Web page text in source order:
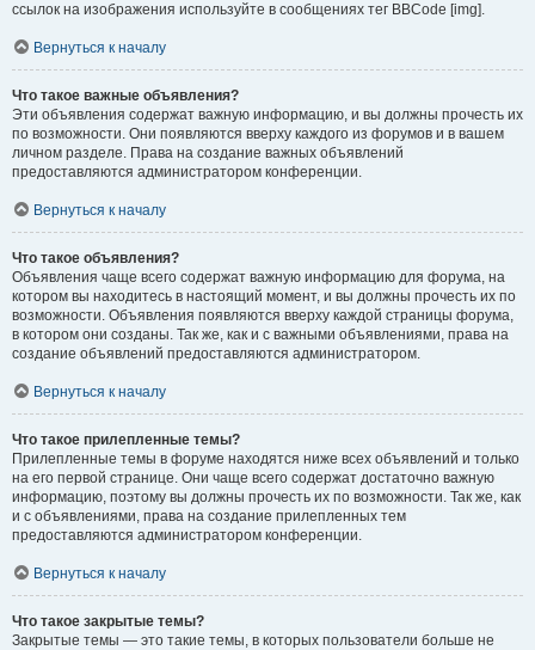
ссылок на изображения используйте в сообщениях тег BBCode [img].
Вернуться к началу
Что такое важные объявления?
Эти объявления содержат важную информацию, и вы должны прочесть их
по возможности. Они появляются вверху каждого из форумов и в вашем
личном разделе. Права на создание важных объявлений
предоставляются администратором конференции.
Вернуться к началу
Что такое объявления?
Объявления чаще всего содержат важную информацию для форума, на
котором вы находитесь в настоящий момент, и вы должны прочесть их по
возможности. Объявления появляются вверху каждой страницы форума,
в котором они созданы. Так же, как и с важными объявлениями, права на
создание объявлений предоставляются администратором.
Вернуться к началу
Что такое прилепленные темы?
Прилепленные темы в форуме находятся ниже всех объявлений и только
на его первой странице. Они чаще всего содержат достаточно важную
информацию, поэтому вы должны прочесть их по возможности. Так же, как
и с объявлениями, права на создание прилепленных тем
предоставляются администратором конференции.
Вернуться к началу
Что такое закрытые темы?
Закрытые темы — это такие темы, в которых пользователи больше не